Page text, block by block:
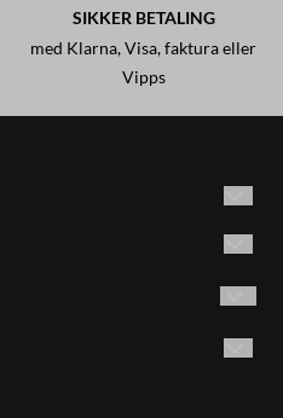
SIKKER BETALING
med Klarna, Visa, faktura eller
Vipps